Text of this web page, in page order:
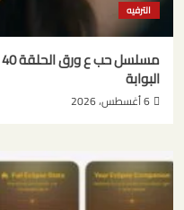
الترفيه
البوابة
6 أغسطس، 2026